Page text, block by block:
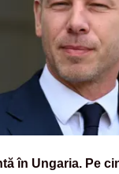
în Ungaria. Pe